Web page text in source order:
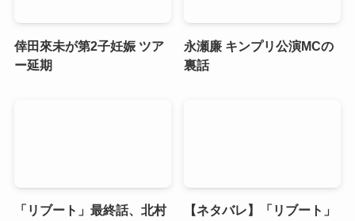
倖田來未が第2子妊娠 ツア
ー延期
永瀬廉 キンプリ公演MCの
裏話
「リブート」最終話、北村
【ネタバレ】「リブート」